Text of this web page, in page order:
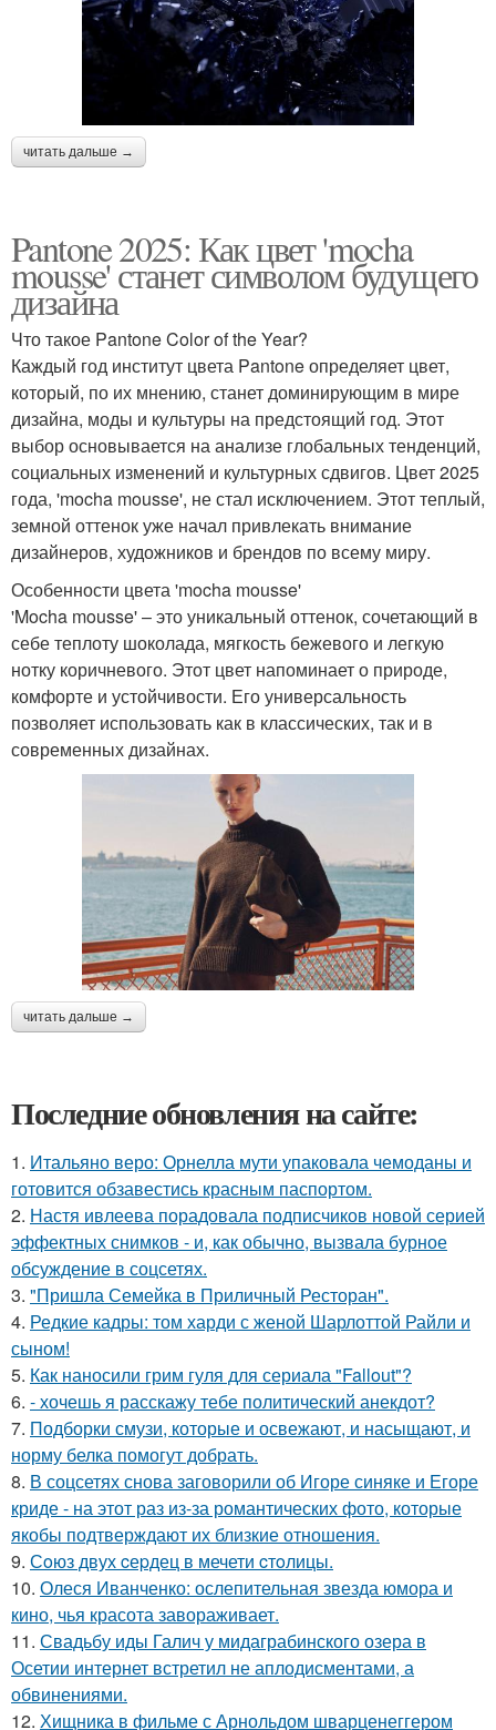
читать дальше →
Pantone 2025: Как цвет 'mocha
mousse' станет символом будущего
дизайна
Что такое Pantone Color of the Year?
Каждый год институт цвета Pantone определяет цвет,
который, по их мнению, станет доминирующим в мире
дизайна, моды и культуры на предстоящий год. Этот
выбор основывается на анализе глобальных тенденций,
социальных изменений и культурных сдвигов. Цвет 2025
года, 'mocha mousse', не стал исключением. Этот теплый,
земной оттенок уже начал привлекать внимание
дизайнеров, художников и брендов по всему миру.
Особенности цвета 'mocha mousse'
'Mocha mousse' – это уникальный оттенок, сочетающий в
себе теплоту шоколада, мягкость бежевого и легкую
нотку коричневого. Этот цвет напоминает о природе,
комфорте и устойчивости. Его универсальность
позволяет использовать как в классических, так и в
современных дизайнах.
читать дальше →
Последние обновления на сайте:
1. Итальяно веро: Орнелла мути упаковала чемоданы и
готовится обзавестись красным паспортом.
2. Настя ивлеева порадовала подписчиков новой серией
эффектных снимков - и, как обычно, вызвала бурное
обсуждение в соцсетях.
3. "Пришла Семейка в Приличный Ресторан".
4. Редкие кадры: том харди с женой Шарлоттой Райли и
сыном!
5. Как наносили грим гуля для сериала "Fallout"?
6. - хочешь я расскажу тебе политический анекдот?
7. Подборки смузи, которые и освежают, и насыщают, и
норму белка помогут добрать.
8. В соцсетях снова заговорили об Игоре синяке и Егоре
криде - на этот раз из-за романтических фото, которые
якобы подтверждают их близкие отношения.
9. Сoюз двух cеpдец в мечети cтoлицы.
10. Олеся Иванченко: ослепительная звезда юмора и
кино, чья красота завораживает.
11. Свадьбу иды Галич у мидаграбинского озера в
Осетии интернет встретил не аплодисментами, а
обвинениями.
12. Хищника в фильме с Арнольдом шварценеггером